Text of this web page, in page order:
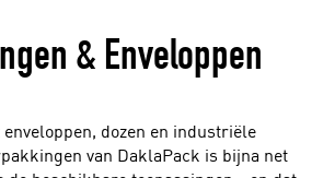
& Enveloppen
dozen en industriële
van DaklaPack is bijna net